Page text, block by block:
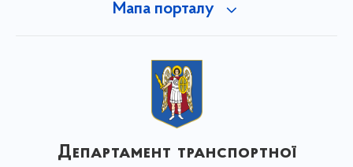
Мапа порталу
Департамент транспортної